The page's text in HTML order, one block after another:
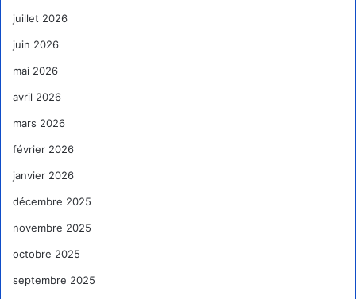
juillet 2026
juin 2026
mai 2026
avril 2026
mars 2026
février 2026
janvier 2026
décembre 2025
novembre 2025
octobre 2025
septembre 2025